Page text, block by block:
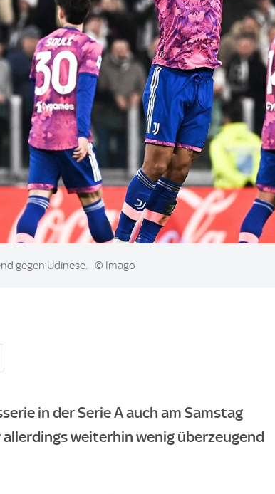
gegen Udinese. © Imago
in der Serie A auch am Samstag
weiterhin wenig überzeugend